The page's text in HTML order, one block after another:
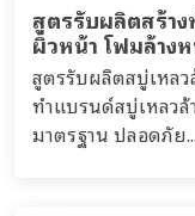
สูตรรับผลิตสร้า
ผิวหน้า โฟมล้าง
สูตรรับผลิตสบู่เหลว
ทำแบรนด์สบู่เหลว
มาตรฐาน ปลอดภัย...